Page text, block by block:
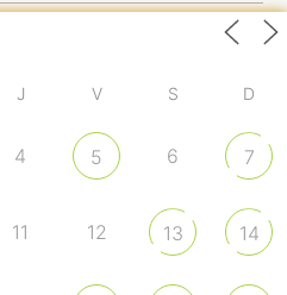
J V S D
4 5 6 7
11 12 13 14